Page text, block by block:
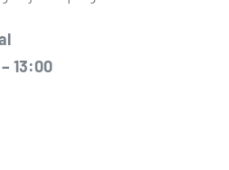
13:00